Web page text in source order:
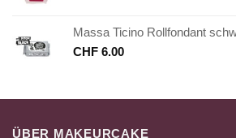
Massa Ticino Rollfondant
CHF 6.00
ÜBER MAKEURCAKE